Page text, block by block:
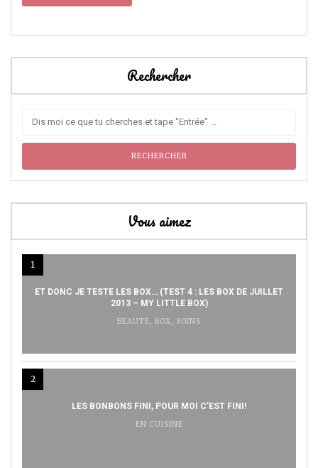
Rechercher
Vous aimez
1
ET DONC JE TESTE LES BOX… (TEST 4 : LES BOX DE JUILLET
2013 – MY LITTLE BOX)
BEAUTÉ, BOX, SOINS
2
LES BONBONS FINI, POUR MOI C’EST FINI!
EN CUISINE